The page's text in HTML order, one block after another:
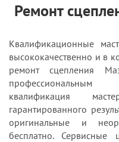
Ремонт
Квалификационные
высококачественно и в
ремонт сцепления
квалификация
гарантированного
оригинальные и
бесплатно.